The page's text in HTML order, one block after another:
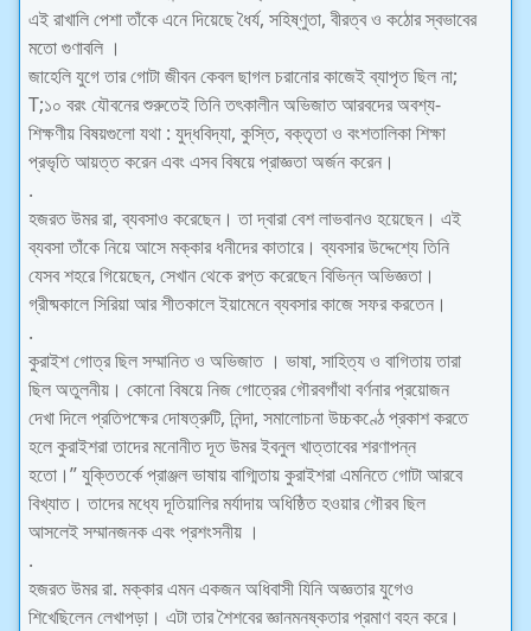
এই রাখালি পেশা তাঁকে এনে দিয়েছে ধৈর্য, সহিষ্ণুতা, বীরত্ব ও কঠোর স্বভাবের
মতাে গুণাবলি ।
জাহেলি যুগে তার গােটা জীবন কেবল ছাগল চরানাের কাজেই ব্যাপৃত ছিল না;
T;১০ বরং যৌবনের শুরুতেই তিনি তৎকালীন অভিজাত আরবদের অবশ্য-
শিক্ষণীয় বিষয়গুলাে যথা : যুদ্ধবিদ্যা, কুস্তি, বক্তৃতা ও বংশতালিকা শিক্ষা
প্রভৃতি আয়ত্ত করেন এবং এসব বিষয়ে প্রাজ্ঞতা অর্জন করেন।
.
হজরত উমর রা, ব্যবসাও করেছেন। তা দ্বারা বেশ লাভবানও হয়েছেন। এই
ব্যবসা তাঁকে নিয়ে আসে মক্কার ধনীদের কাতারে। ব্যবসার উদ্দেশ্যে তিনি
যেসব শহরে গিয়েছেন, সেখান থেকে রপ্ত করেছেন বিভিন্ন অভিজ্ঞতা।
গ্রীষ্মকালে সিরিয়া আর শীতকালে ইয়ামেনে ব্যবসার কাজে সফর করতেন।
.
কুরাইশ গােত্র ছিল সম্মানিত ও অভিজাত । ভাষা, সাহিত্য ও বাগিতায় তারা
ছিল অতুলনীয়। কোনাে বিষয়ে নিজ গােত্রের গৌরবগাঁথা বর্ণনার প্রয়ােজন
দেখা দিলে প্রতিপক্ষের দোষত্রুটি, নিন্দা, সমালােচনা উচ্চকণ্ঠে প্রকাশ করতে
হলে কুরাইশরা তাদের মনােনীত দূত উমর ইবনুল খাত্তাবের শরণাপন্ন
হতাে।” যুক্তিতর্কে প্রাঞ্জল ভাষায় বাগ্মিতায় কুরাইশরা এমনিতে গােটা আরবে
বিখ্যাত। তাদের মধ্যে দূতিয়ালির মর্যাদায় অধিষ্ঠিত হওয়ার গৌরব ছিল
আসলেই সম্মানজনক এবং প্রশংসনীয় ।
.
হজরত উমর রা. মক্কার এমন একজন অধিবাসী যিনি অজ্ঞতার যুগেও
শিখেছিলেন লেখাপড়া। এটা তার শৈশবের জ্ঞানমনষ্কতার প্রমাণ বহন করে।